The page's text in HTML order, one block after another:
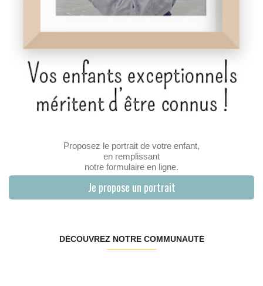
Proposez le portrait de votre enfant,
en remplissant
notre formulaire en ligne.
Je propose un portrait
DÉCOUVREZ NOTRE COMMUNAUTÉ